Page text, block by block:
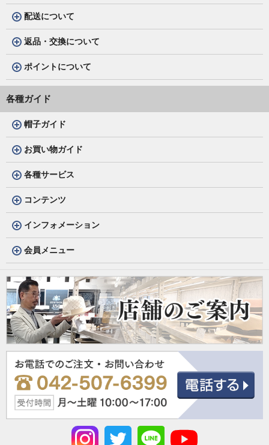
配送について
返品・交換について
ポイントについて
各種ガイド
帽子ガイド
お買い物ガイド
各種サービス
コンテンツ
インフォメーション
会員メニュー